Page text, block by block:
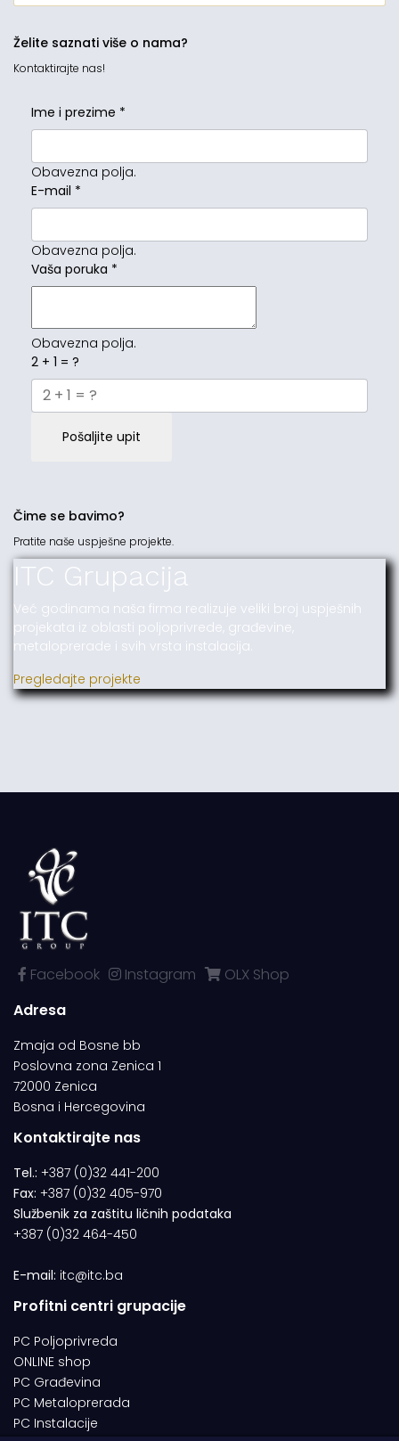
Želite saznati više o nama?
Kontaktirajte nas!
Ime i prezime *
Obavezna polja.
E-mail *
Obavezna polja.
Vaša poruka *
Obavezna polja.
2 + 1 = ?
Pošaljite upit
Čime se bavimo?
Pratite naše uspješne projekte.
ITC Grupacija
Već godinama naša firma realizuje veliki broj uspješnih
projekata iz oblasti poljoprivrede, građevine,
metaloprerade i svih vrsta instalacija.
Pregledajte projekte
Facebook Instagram
OLX Shop
Adresa
Zmaja od Bosne bb
Poslovna zona Zenica 1
72000 Zenica
Bosna i Hercegovina
Kontaktirajte nas
Tel.: +387 (0)32 441-200
Fax: +387 (0)32 405-970
Službenik za zaštitu ličnih podataka
+387 (0)32 464-450
E-mail: itc@itc.ba
Profitni centri grupacije
PC Poljoprivreda
ONLINE shop
PC Građevina
PC Metaloprerada
PC Instalacije